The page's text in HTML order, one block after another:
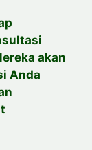
akan
Anda